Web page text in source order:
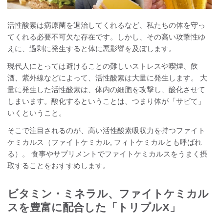
活性酸素は病原菌を退治してくれるなど、私たちの体を守っ
てくれる必要不可欠な存在です。しかし、その高い攻撃性ゆ
えに、過剰に発生すると体に悪影響を及ぼします。
現代人にとっては避けることの難しいストレスや喫煙、飲
酒、紫外線などによって、活性酸素は大量に発生します。 大
量に発生した活性酸素は、体内の細胞を攻撃し、酸化させて
しまいます。酸化するということは、つまり体が「サビて」
いくということ。
そこで注目されるのが、高い活性酸素吸収力を持つファイト
ケミカルス（ファイトケミカル, フィトケミカルとも呼ばれ
る）。 食事やサプリメントでファイトケミカルスをうまく摂
取することをおすすめします。
ビタミン・ミネラル、ファイトケミカル
スを豊富に配合した「トリプルX」